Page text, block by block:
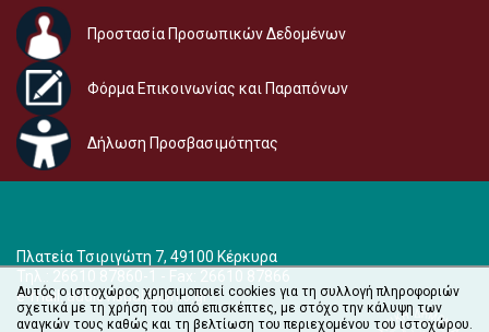
Προστασία Προσωπικών Δεδομένων
Φόρμα Επικοινωνίας και Παραπόνων
Δήλωση Προσβασιμότητας
Πλατεία Τσιριγώτη 7, 49100 Κέρκυρα
Τηλ.: 26610 87860-1 - Fax: 26610 87866
e-mail:audiovisual@ionio.gr
Αυτός ο ιστοχώρος χρησιμοποιεί cookies για τη συλλογή πληροφοριών
σχετικά με τη χρήση του από επισκέπτες, με στόχο την κάλυψη των
αναγκών τους καθώς και τη βελτίωση του περιεχομένου του ιστοχώρου.